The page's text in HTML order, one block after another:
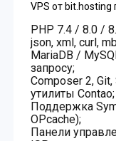
VPS от
PHP 7.4 / 8.0 /
json, xml, curl,
MariaDB /
запросу;
Composer 2,
утилиты Contao;
Поддержка
OPcache);
Панели